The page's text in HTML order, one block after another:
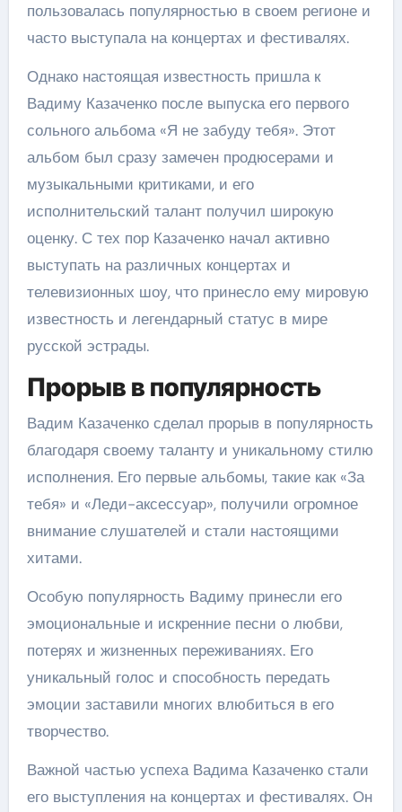
пользовалась популярностью в своем регионе и
часто выступала на концертах и фестивалях.
Однако настоящая известность пришла к
Вадиму Казаченко после выпуска его первого
сольного альбома «Я не забуду тебя». Этот
альбом был сразу замечен продюсерами и
музыкальными критиками, и его
исполнительский талант получил широкую
оценку. С тех пор Казаченко начал активно
выступать на различных концертах и
телевизионных шоу, что принесло ему мировую
известность и легендарный статус в мире
русской эстрады.
Прорыв в популярность
Вадим Казаченко сделал прорыв в популярность
благодаря своему таланту и уникальному стилю
исполнения. Его первые альбомы, такие как «За
тебя» и «Леди-аксессуар», получили огромное
внимание слушателей и стали настоящими
хитами.
Особую популярность Вадиму принесли его
эмоциональные и искренние песни о любви,
потерях и жизненных переживаниях. Его
уникальный голос и способность передать
эмоции заставили многих влюбиться в его
творчество.
Важной частью успеха Вадима Казаченко стали
его выступления на концертах и фестивалях. Он